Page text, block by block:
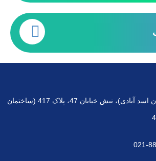
یوسف آباد(خیابان اسد آبادی)، نبش خیابان 47، پلاک 417 (ساختمان